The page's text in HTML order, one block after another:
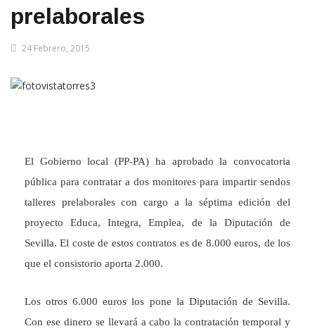
prelaborales
24 Febrero, 2015
El Gobierno local (PP-PA) ha aprobado la convocatoria
pública para contratar a dos monitores para impartir sendos
talleres prelaborales con cargo a la séptima edición del
proyecto Educa, Integra, Emplea, de la Diputación de
Sevilla. El coste de estos contratos es de 8.000 euros, de los
que el consistorio aporta 2.000.
Los otros 6.000 euros los pone la Diputación de Sevilla.
Con ese dinero se llevará a cabo la contratación temporal y